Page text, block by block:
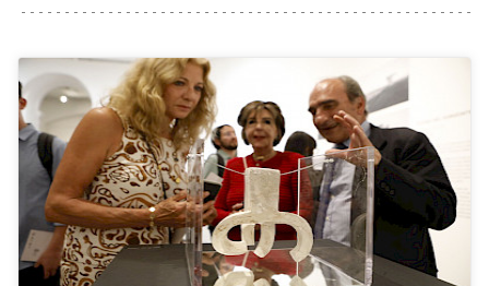
Universidad
Información para keyboard_arrow_down
Futuros estudiantes
Estudiantes
Go to english site launch
ACCESOS DIRECTOS